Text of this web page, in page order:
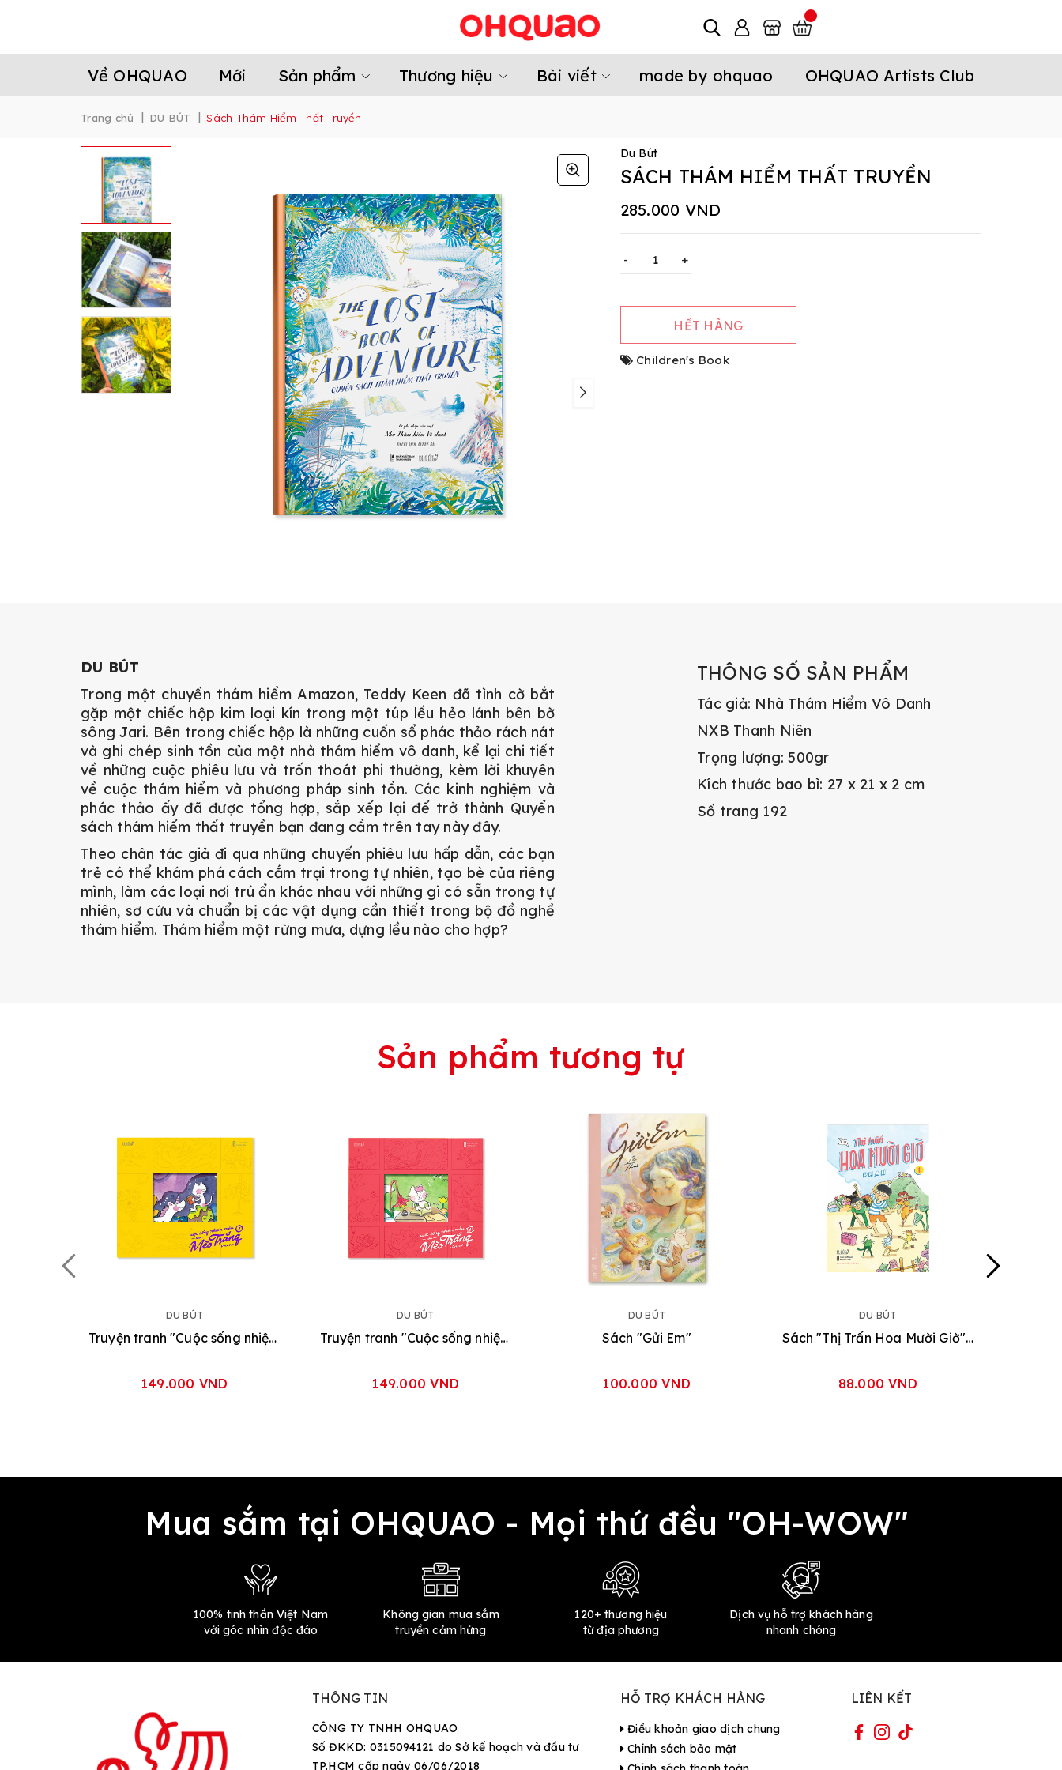
Về OHQUAO Mới Sản phẩm Thương hiệu Bài viết made by ohquao OHQUAO Artists Club
Trang chủ | DU BÚT | Sách Thám Hiểm Thất Truyền
Du Bút
SÁCH THÁM HIỂM THẤT TRUYỀN
285.000 VND
- +
HẾT HÀNG
Children's Book
DU BÚT
Trong một chuyến thám hiểm Amazon, Teddy Keen đã tình cờ bắt
gặp một chiếc hộp kim loại kín trong một túp lều hẻo lánh bên bờ
sông Jari. Bên trong chiếc hộp là những cuốn sổ phác thảo rách nát
và ghi chép sinh tồn của một nhà thám hiểm vô danh, kể lại chi tiết
về những cuộc phiêu lưu và trốn thoát phi thường, kèm lời khuyên
về cuộc thám hiểm và phương pháp sinh tồn. Các kinh nghiệm và
phác thảo ấy đã được tổng hợp, sắp xếp lại để trở thành Quyển
sách thám hiểm thất truyền bạn đang cầm trên tay này đây.
Theo chân tác giả đi qua những chuyến phiêu lưu hấp dẫn, các bạn
trẻ có thể khám phá cách cắm trại trong tự nhiên, tạo bè của riêng
mình, làm các loại nơi trú ẩn khác nhau với những gì có sẵn trong tự
nhiên, sơ cứu và chuẩn bị các vật dụng cần thiết trong bộ đồ nghề
thám hiểm. Thám hiểm một rừng mưa, dựng lều nào cho hợp?
THÔNG SỐ SẢN PHẨM
Tác giả: Nhà Thám Hiểm Vô Danh
NXB Thanh Niên
Trọng lượng: 500gr
Kích thước bao bì: 27 x 21 x 2 cm
Số trang 192
Sản phẩm tương tự
DU BÚT
Truyện tranh "Cuộc sống nhiệm mầu của Mèo Trắng" Vol2
149.000 VND
DU BÚT
Truyện tranh "Cuộc sống nhiệm mầu của Mèo Trắng" Vol1
149.000 VND
DU BÚT
Sách "Gửi Em"
100.000 VND
DU BÚT
Sách "Thị Trấn Hoa Mười Giờ" [3 tập]
88.000 VND
Mua sắm tại OHQUAO - Mọi thứ đều "OH-WOW"
100% tinh thần Việt Nam
với góc nhìn độc đáo
Không gian mua sắm
truyền cảm hứng
120+ thương hiệu
từ địa phương
Dịch vụ hỗ trợ khách hàng
nhanh chóng
THÔNG TIN
CÔNG TY TNHH OHQUAO
Số ĐKKD: 0315094121 do Sở kế hoạch và đầu tư
TP.HCM cấp ngày 06/06/2018
HỖ TRỢ KHÁCH HÀNG
Điều khoản giao dịch chung
Chính sách bảo mật
LIÊN KẾT